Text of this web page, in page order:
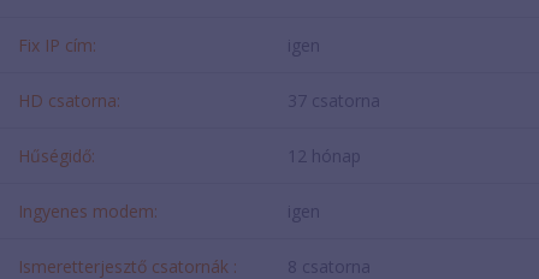
Fix IP cím: igen
HD csatorna: 37 csatorna
Hűségidő: 12 hónap
Ingyenes modem: igen
Ismeretterjesztő csatornák : 8 csatorna